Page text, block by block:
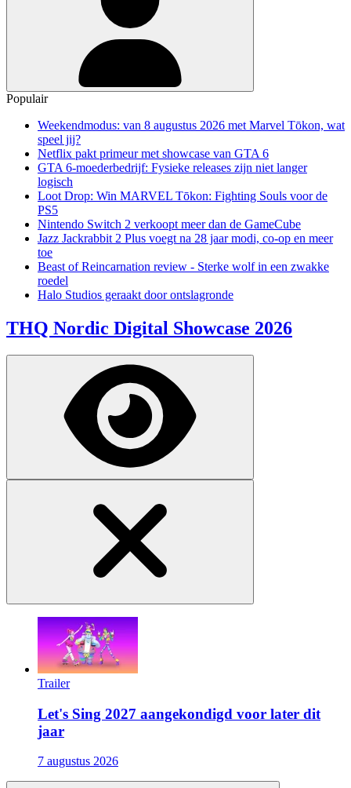
Populair
Weekendmodus: van 8 augustus 2026 met Marvel Tōkon, wat
speel jij?
Netflix pakt primeur met showcase van GTA 6
GTA 6-moederbedrijf: Fysieke releases zijn niet langer
logisch
Loot Drop: Win MARVEL Tōkon: Fighting Souls voor de
PS5
Nintendo Switch 2 verkoopt meer dan de GameCube
Jazz Jackrabbit 2 Plus voegt na 28 jaar modi, co-op en meer
toe
Beast of Reincarnation review - Sterke wolf in een zwakke
roedel
Halo Studios geraakt door ontslagronde
THQ Nordic Digital Showcase 2026
Trailer
Let's Sing 2027 aangekondigd voor later dit
jaar
7 augustus 2026